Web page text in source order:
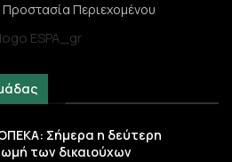
Περιεχομένου
Σήμερα η δεύτερη
των δικαιούχων